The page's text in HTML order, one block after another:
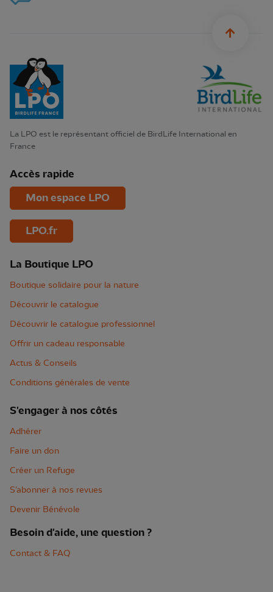
La LPO est le représentant officiel de BirdLife International en
France
Accès rapide
Mon espace LPO
LPO.fr
La Boutique LPO
Boutique solidaire pour la nature
Découvrir le catalogue
Découvrir le catalogue professionnel
Offrir un cadeau responsable
Actus & Conseils
Conditions générales de vente
S'engager à nos côtés
Adhérer
Faire un don
Créer un Refuge
S'abonner à nos revues
Devenir Bénévole
Besoin d'aide, une question ?
Contact & FAQ